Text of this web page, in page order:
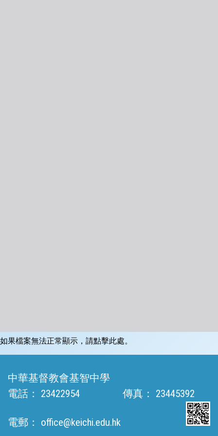
如果檔案無法正常顯示，請點擊此處。
中華基督教會基智中學
電話：
23422954 傳真： 23445392
電郵： office@keichi.edu.hk